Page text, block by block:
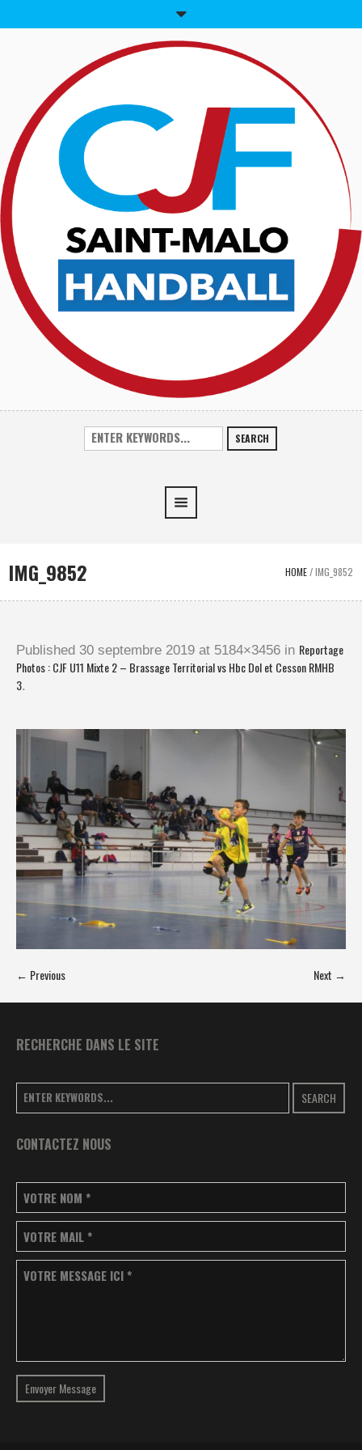
SEARCH
IMG_9852 HOME/IMG_9852
Published 30 septembre 2019 at 5184×3456 in Reportage
Photos : CJF U11 Mixte 2 – Brassage Territorial vs Hbc Dol et Cesson RMHB
3.
← Previous Next →
RECHERCHE DANS LE SITE
SEARCH
CONTACTEZ NOUS
VOTRE NOM *
VOTRE MAIL *
VOTRE MESSAGE ICI *
Envoyer Message